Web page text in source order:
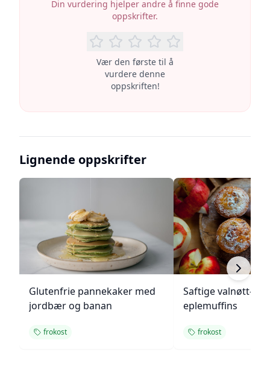
Din vurdering hjelper andre å finne gode
oppskrifter.
Vær den første til å
vurdere denne
oppskriften!
Lignende oppskrifter
Glutenfrie pannekaker med
jordbær og banan
frokost
Saftige valnøtt- og
eplemuffins
frokost